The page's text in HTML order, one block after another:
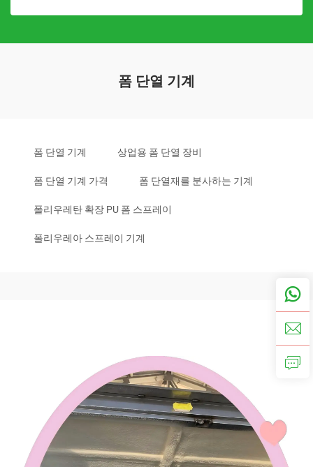
폼 단열 기계
폼 단열 기계 상업용 폼 단열 장비
폼 단열 기계 가격 폼 단열재를 분사하는 기계
폴리우레탄 확장 PU 폼 스프레이
폴리우레아 스프레이 기계